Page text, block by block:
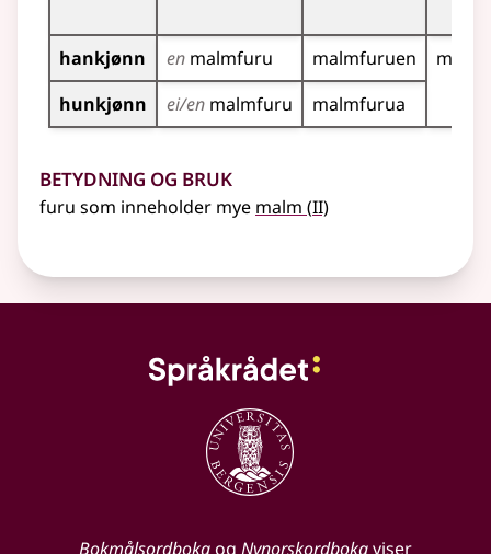
hankjønn
en malmfuru malmfuruen
hunkjønn
ei/en malmfuru malmfurua
Betydning og bruk
furu som inneholder mye malm (2
II)
Bokmålsordbokaog Nynorskordbokaviser